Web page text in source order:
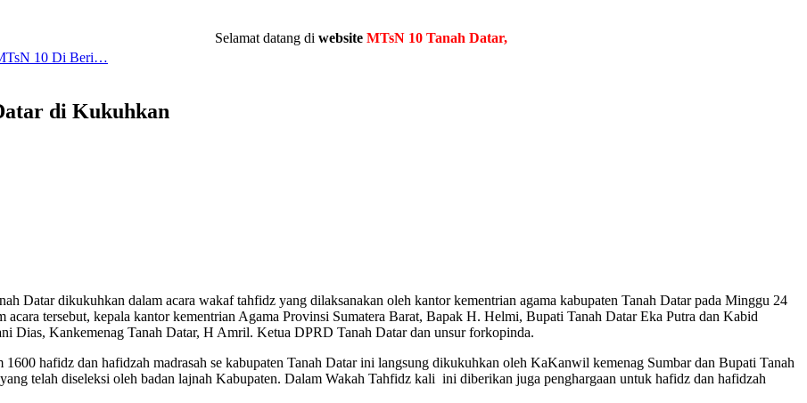
Selamat datang diwebsite MTsN 10 Tanah Datar, Provinsi Sumatera Barat
10 Di Beri…
di Kukuhkan
Datar dikukuhkan dalam acara wakaf tahfidz yang dilaksanakan oleh kantor kementrian agama kabupaten Tanah Datar pada Minggu 24
tersebut, kepala kantor kementrian Agama Provinsi Sumatera Barat, Bapak H. Helmi, Bupati Tanah Datar Eka Putra dan Kabid
Dias, Kankemenag Tanah Datar, H Amril. Ketua DPRD Tanah Datar dan unsur forkopinda.
hafidz dan hafidzah madrasah se kabupaten Tanah Datar ini langsung dikukuhkan oleh KaKanwil kemenag Sumbar dan Bupati Tanah
telah diseleksi oleh badan lajnah Kabupaten. Dalam Wakah Tahfidz kali ini diberikan juga penghargaan untuk hafidz dan hafidzah